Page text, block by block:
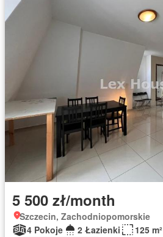
5 500 zł/month
Szczecin, Zachodniopomorskie
4 Pokoje
2 Łazienki
125 m²